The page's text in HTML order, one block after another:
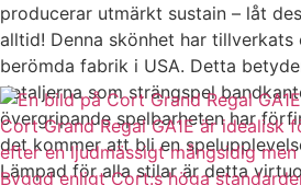
producerar utmärkt sustain – låt
alltid! Denna skönhet har
berömda fabrik i USA. Detta
detaljerna som strängspel
övergripande spelbarheten har
det kommer att bli en
Lämpad för alla stilar är detta